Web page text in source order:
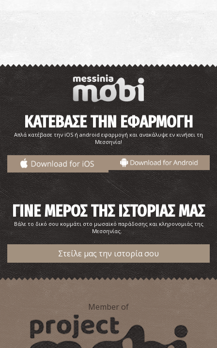
ΚΑΤΕΒΑΣΕ ΤΗΝ ΕΦΑΡΜΟΓΗ
Απλά κατέβασε την iOS ή android εφαρμογή και ανακάλυψε εν κινήσει τη
Μεσσηνία!
ΓΙΝΕ ΜΕΡΟΣ ΤΗΣ ΙΣΤΟΡΙΑΣ ΜΑΣ
Βάλε το δικό σου κομμάτι στο μωσαϊκό παράδοσης και κληρονομιάς της
Μεσσηνίας.
Στείλε μας την ιστορία σου
Member of